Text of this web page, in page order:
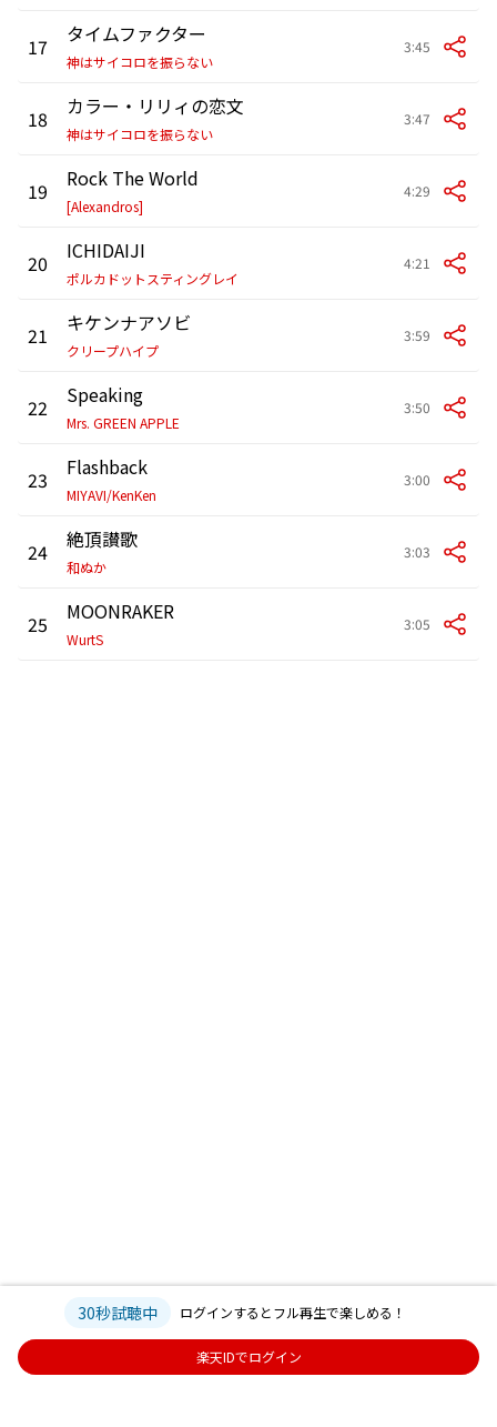
17 タイムファクター
神はサイコロを振らない
3:45
18 カラー・リリィの恋文
神はサイコロを振らない
3:47
19 Rock The World
[Alexandros]
4:29
20 ICHIDAIJI
ポルカドットスティングレイ
4:21
21 キケンナアソビ
クリープハイプ
3:59
22 Speaking
Mrs. GREEN APPLE
3:50
23 Flashback
MIYAVI/KenKen
3:00
24 絶頂讃歌
和ぬか
3:03
25 MOONRAKER
WurtS
3:05
30秒試聴中 ログインするとフル再生で楽しめる！
楽天IDでログイン